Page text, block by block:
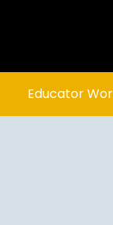
Educator